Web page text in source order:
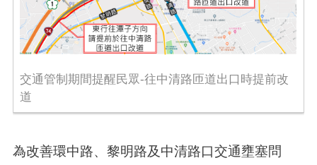
交通管制期間提醒民眾-往中清路匝道出口時提前改
道
為改善環中路、黎明路及中清路口交通壅塞問